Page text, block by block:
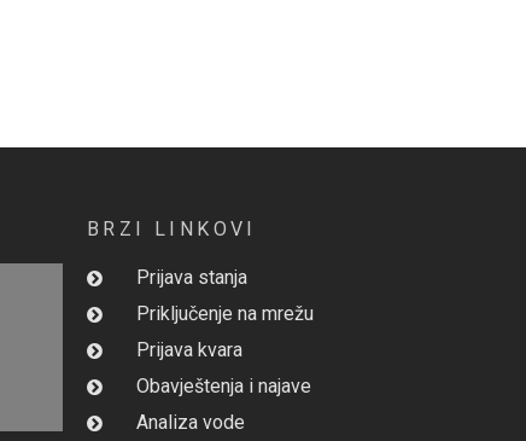
BRZI LINKOVI
Prijava stanja
Priključenje na mrežu
Prijava kvara
Obavještenja i najave
Analiza vode